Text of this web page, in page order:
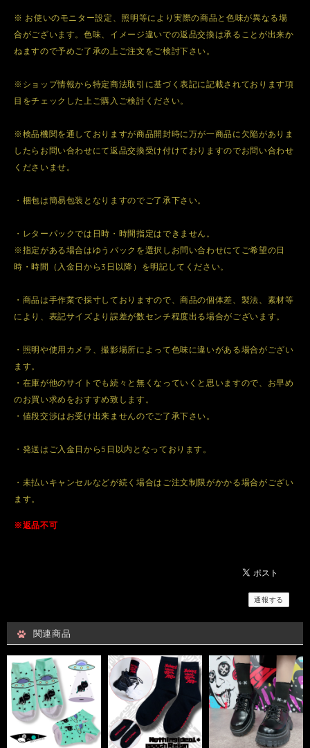
※ お使いのモニター設定、照明等により実際の商品と色味が異なる場
合がございます。色味、イメージ違いでの返品交換は承ることが出来か
ねますので予めご了承の上ご注文をご検討下さい。
※ショップ情報から特定商法取引に基づく表記に記載されております項
目をチェックした上ご購入ご検討ください。
※検品機関を通しておりますが商品開封時に万が一商品に欠陥がありま
したらお問い合わせにて返品交換受け付けておりますのでお問い合わせ
くださいませ。
・梱包は簡易包装となりますのでご了承下さい。
・レターパックでは日時・時間指定はできません。
※指定がある場合はゆうパックを選択しお問い合わせにてご希望の日
時・時間（入金日から3日以降）を明記してください。
・商品は手作業で採寸しておりますので、商品の個体差、製法、素材等
により、表記サイズより誤差が数センチ程度出る場合がございます。
・照明や使用カメラ、撮影場所によって色味に違いがある場合がござい
ます。
・在庫が他のサイトでも続々と無くなっていくと思いますので、お早め
のお買い求めをおすすめ致します。
・値段交渉はお受け出来ませんのでご了承下さい。
・発送はご入金日から5日以内となっております。
・未払いキャンセルなどが続く場合はご注文制限がかかる場合がござい
ます。
※返品不可
通報する
関連商品